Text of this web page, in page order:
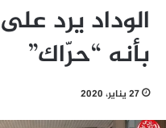
الوداد يرد
بأنه “حرّاك”
27 يناير، 2020